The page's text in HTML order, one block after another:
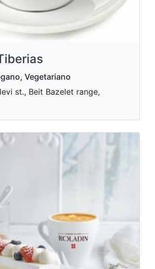
Vegetariano
st., Beit Bazelet range,